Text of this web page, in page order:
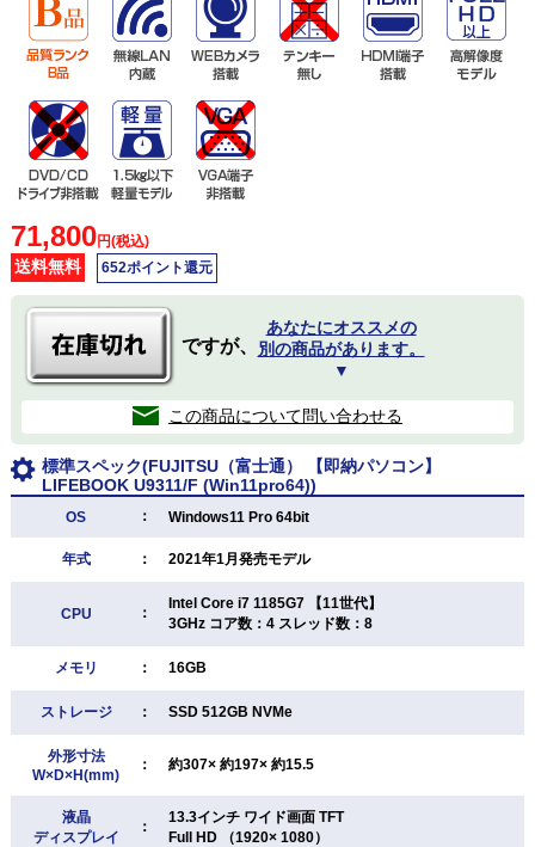
71,800円(税込)
送料無料 652ポイント還元
ですが、
あなたにオススメの
別の商品があります。
▼
この商品について問い合わせる
標準スペック(FUJITSU（富士通） 【即納パソコン】
LIFEBOOK U9311/F (Win11pro64))
OS ： Windows11 Pro 64bit
年式 ： 2021年1月発売モデル
CPU ：
Intel Core i7 1185G7 【11世代】
3GHz コア数：4 スレッド数：8
メモリ ： 16GB
ストレージ ： SSD 512GB NVMe
外形寸法
W×D×H(mm)
： 約307× 約197× 約15.5
液晶
ディスプレイ
：
13.3インチ ワイド画面 TFT
Full HD （1920× 1080）